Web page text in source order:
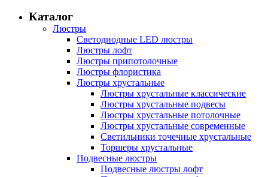
Каталог
Люстры
Светодиодные LED люстры
Люстры лофт
Люстры припотолочные
Люстры флористика
Люстры хрустальные
Люстры хрустальные классические
Люстры хрустальные подвесы
Люстры хрустальные потолочные
Люстры хрустальные современные
Светильники точечные хрустальные
Торшеры хрустальные
Подвесные люстры
Подвесные люстры лофт